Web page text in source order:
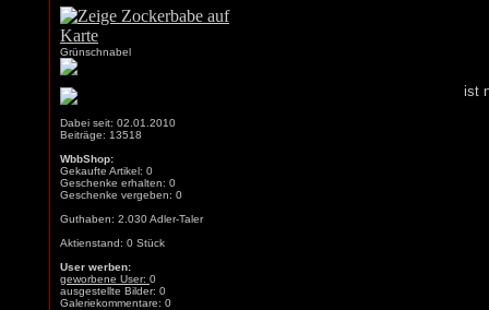
Grünschnabel
Dabei seit: 02.01.2010
Beiträge: 13518
WbbShop:
Gekaufte Artikel: 0
Geschenke erhalten: 0
Geschenke vergeben: 0
Guthaben: 2.030 Adler-Taler
Aktienstand: 0 Stück
User werben:
geworbene User: 0
ausgestellte Bilder: 0
Galeriekommentare: 0
ist